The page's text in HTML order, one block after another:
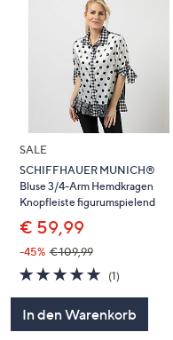
SALE
SCHIFFHAUER MUNICH®
Bluse 3/4-Arm Hemdkragen
Knopfleiste figurumspielend
€ 59,99
-45% € 109,99
5.0
von
(1)1
In den Warenkorb